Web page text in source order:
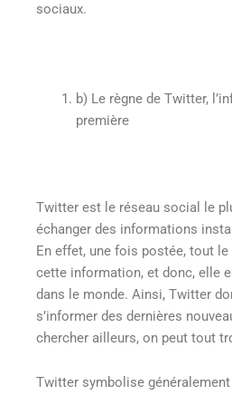
sociaux.
b) Le règne de Twitter,
première
Twitter est le réseau social le
échanger des informations
En effet, une fois postée, tout
cette information, et donc, elle
dans le monde. Ainsi, Twitter
s’informer des dernières
chercher ailleurs, on peut tout
Twitter symbolise